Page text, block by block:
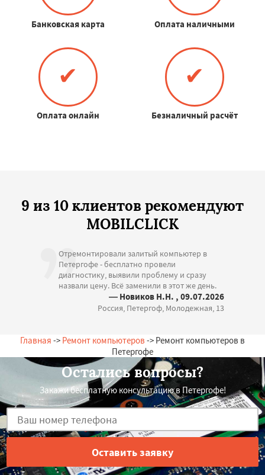
Банковская карта Оплата наличными
✔
Оплата онлайн
✔
Безналичный расчёт
9 из 10 клиентов рекомендуют
MOBILCLICK
Отремонтировали залитый компьютер в
Петергофе - бесплатно провели
диагностику, выявили проблему и сразу
назвали цену. Всё заменили в этот же день.
— Новиков Н.Н. , 09.07.2026
Россия, Петергоф, Молодежная, 13
Главная -> Ремонт компьютеров -> Ремонт компьютеров в
Петергофе
Остались вопросы?
Закажи бесплатную консультацию в Петергофе!